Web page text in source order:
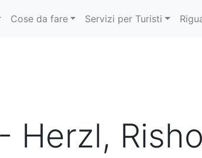
Cose da fare Servizi per Turisti
Herzl,